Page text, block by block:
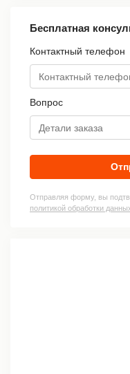
Бесплатная
Контактный телефон
Вопрос
Отправляя форму, вы
политикой обработки